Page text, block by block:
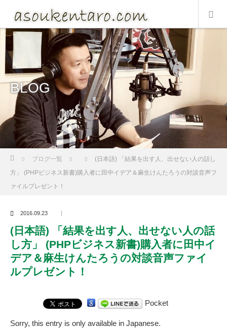
BLOG
ブログ一覧
(日本語) 「結果を出す人、出せない人の話し
方」 (PHPビジネス新書)購入者に田中イデア＆麻生けんたろうの対談音声フ
ァイルプレゼント！
2016.09.23
(日本語) 「結果を出す人、出せない人の話
し方」 (PHPビジネス新書)購入者に田中イ
デア＆麻生けんたろうの対談音声ファイ
ルプレゼント！
Pocket
Sorry, this entry is only available in Japanese.